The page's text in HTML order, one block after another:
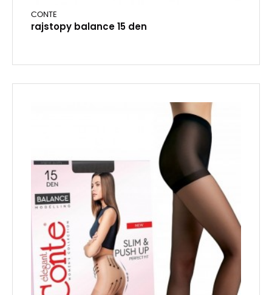
CONTE
rajstopy balance 15 den